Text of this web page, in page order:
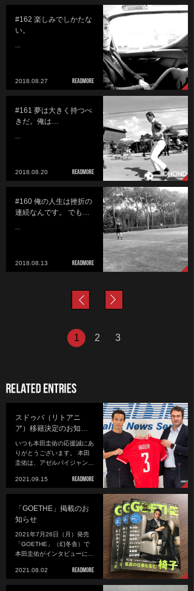
#162 楽しみでしかたな
い。
2018.08.27
#161 夢は大きく持つべ
きだ。俺は…
2018.08.20
#160 俺の人生は挫折の
連続なんです。 でも…
2018.08.13
1 2 3
スドゥバ（リトアニ
ア）移籍決定のお知…
いつも本田圭佑の応援誠にあ
りがとうございます。 本田
圭佑は、アゼルバイジャン…
2021.09.15
「GOETHE」掲載のお
知らせ
2021年7月26日（月）発売
「GOETHE」（幻冬舎）で
本田圭佑がインタビューに…
2021.08.02